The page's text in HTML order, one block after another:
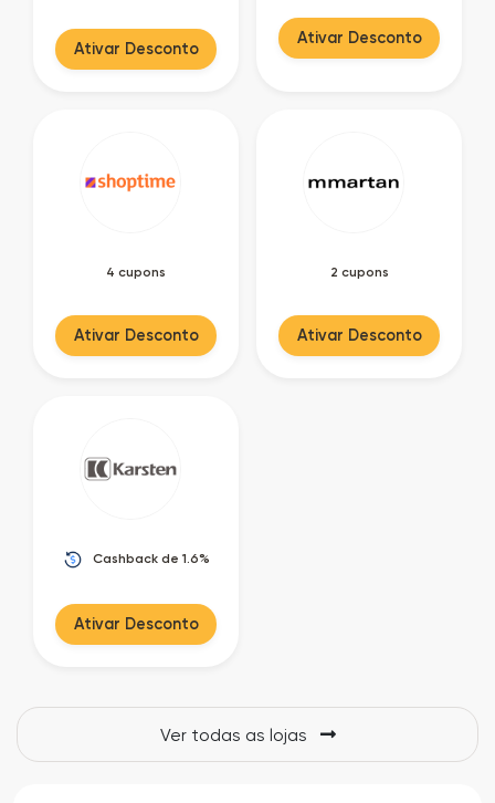
Ativar Desconto
Ativar Desconto
4 cupons
Ativar Desconto
2 cupons
Ativar Desconto
Cashback de 1.6%
Ativar Desconto
Ver todas as lojas